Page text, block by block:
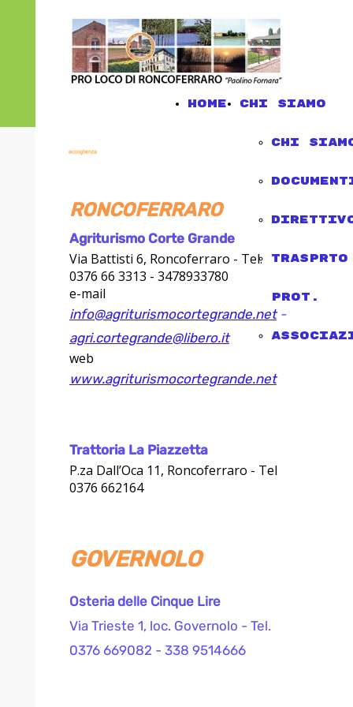
Home chi siamo
chi
trasprto
Prot.
RONCOFERRARO
Agriturismo Corte Grande
Via Battisti 6, Roncoferraro - Tel.
0376 66 3313 - 3478933780
e-mail
info@agriturismocortegrande.net-
agri.cortegrande@libero.it
web
www.agriturismocortegrande.net
Trattoria La Piazzetta
P.za Dall’Oca 11, Roncoferraro - Tel
0376 662164
GOVERNOLO
Osteria delle Cinque Lire
Via Trieste 1, loc. Governolo - Tel.
0376 669082 - 338 9514666